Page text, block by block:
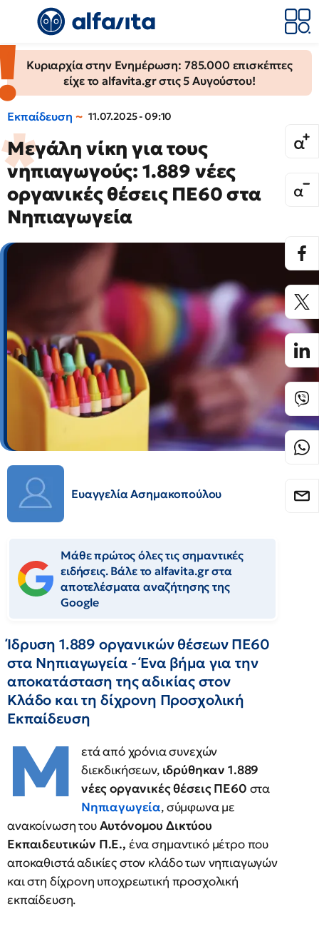
Κυριαρχία στην Ενημέρωση: 785.000 επισκέπτες
είχε το alfavita.gr στις 5 Αυγούστου!
Εκπαίδευση 11.07.2025 - 09:10
Μεγάλη νίκη για τους
νηπιαγωγούς: 1.889 νέες
οργανικές θέσεις ΠΕ60 στα
Νηπιαγωγεία
Ευαγγελία Ασημακοπούλου
Μάθε πρώτος όλες τις σημαντικές
ειδήσεις. Βάλε το alfavita.gr στα
αποτελέσματα αναζήτησης της
Google
Ίδρυση 1.889 οργανικών θέσεων ΠΕ60
στα Νηπιαγωγεία - Ένα βήμα για την
αποκατάσταση της αδικίας στον
Κλάδο και τη δίχρονη Προσχολική
Εκπαίδευση
Μ
ετά από χρόνια συνεχών
διεκδικήσεων, ιδρύθηκαν 1.889
νέες οργανικές θέσεις ΠΕ60 στα
Νηπιαγωγεία, σύμφωνα με
ανακοίνωση τουΑυτόνομου Δικτύου
Εκπαιδευτικών Π.Ε., ένα σημαντικό μέτρο που
αποκαθιστά αδικίες στον κλάδο των νηπιαγωγών
και στη δίχρονη υποχρεωτική προσχολική
εκπαίδευση.